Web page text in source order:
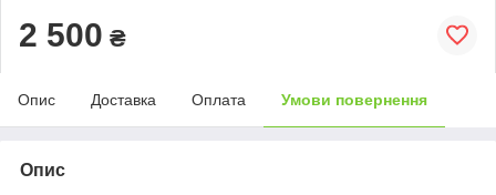
2 500 ₴
Опис Доставка Оплата Умови повернення
Опис